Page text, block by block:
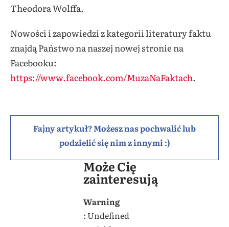
Theodora Wolffa.
Nowości i zapowiedzi z kategorii literatury faktu
znajdą Państwo na naszej nowej stronie na
Facebooku:
https://www.facebook.com/MuzaNaFaktach.
Fajny artykuł? Możesz nas pochwalić lub
podzielić się nim z innymi :)
Może Cię
zainteresują
Warning
: Undefined